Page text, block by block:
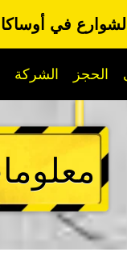
في أوساكا
الشركة الحجز